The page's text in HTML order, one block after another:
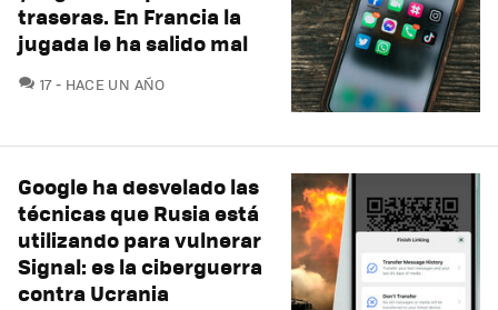
traseras. En Francia la
jugada le ha salido mal
17COMENTARIOS
HACE UN AÑO
Google ha desvelado las
técnicas que Rusia está
utilizando para vulnerar
Signal: es la ciberguerra
contra Ucrania